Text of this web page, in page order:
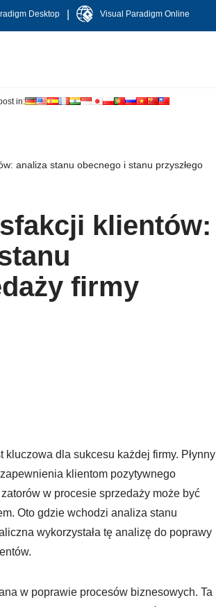
Desktop Visual Paradigm Online
in:
analiza stanu obecnego i stanu przyszłego
klientów:
firmy
dla sukcesu każdej firmy. Płynny
klientom pozytywnego
w procesie sprzedaży może być
Oto gdzie wchodzi analiza stanu
wykorzystała tę analizę do poprawy
w poprawie procesów biznesowych. Ta